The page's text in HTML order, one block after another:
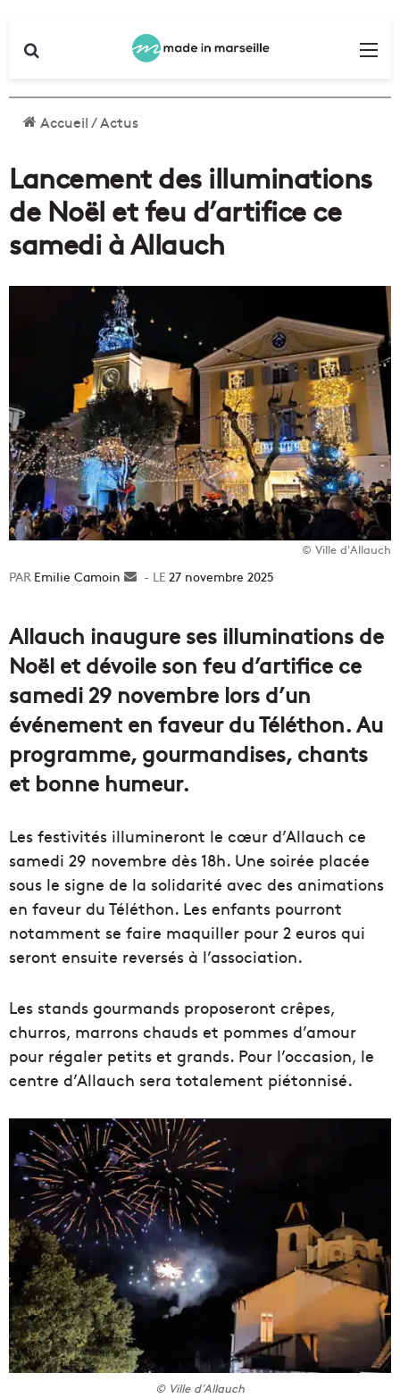
Accueil/Actus
Lancement des illuminations
de Noël et feu d’artifice ce
samedi à Allauch
© Ville d'Allauch
Emilie Camoin
Envoyer27 novembre 2025
Allauch inaugure ses illuminations de
Noël et dévoile son feu d’artifice ce
samedi 29 novembre lors d’un
événement en faveur du Téléthon. Au
programme, gourmandises, chants
et bonne humeur.
Les festivités illumineront le cœur d’Allauch ce
samedi 29 novembre dès 18h. Une soirée placée
sous le signe de la solidarité avec des animations
en faveur du Téléthon. Les enfants pourront
notamment se faire maquiller pour 2 euros qui
seront ensuite reversés à l’association.
Les stands gourmands proposeront crêpes,
churros, marrons chauds et pommes d’amour
pour régaler petits et grands. Pour l’occasion, le
centre d’Allauch sera totalement piétonnisé.
© Ville d’Allauch